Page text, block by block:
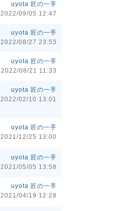
uyota 匠の一手
2022/09/05 12:47
uyota 匠の一手
2022/08/27 23:53
uyota 匠の一手
2022/08/21 11:33
uyota 匠の一手
2022/02/10 13:01
uyota 匠の一手
2021/12/25 13:00
uyota 匠の一手
2021/05/05 13:58
uyota 匠の一手
2021/04/19 12:28